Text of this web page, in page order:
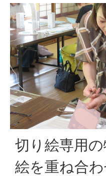
切り絵専用
絵を重ね合